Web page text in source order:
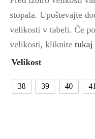
stopala. Upoštevajte
velikosti v tabeli. Če
velikosti, kliknite tukaj
Velikost
38 39 40 41